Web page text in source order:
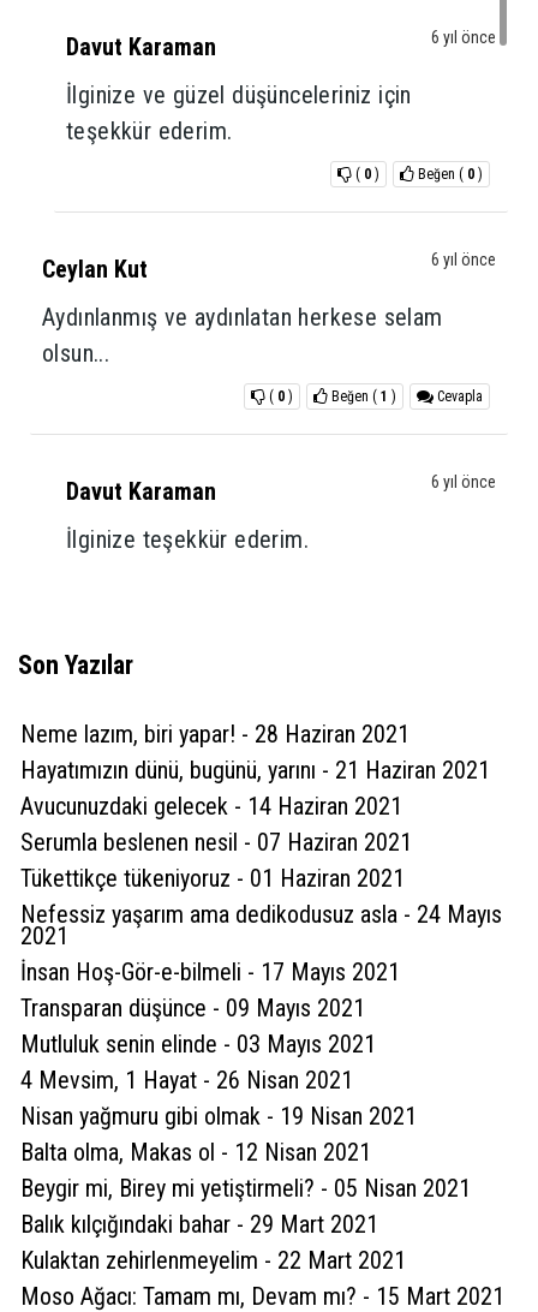
Davut Karaman 6 yıl önce
İlginize ve güzel düşünceleriniz için
teşekkür ederim.
Beğen ( 0 )
( 0 )
Ceylan Kut 6 yıl önce
Aydınlanmış ve aydınlatan herkese selam
olsun...
Cevapla
Beğen ( 1 )
( 0 )
Davut Karaman 6 yıl önce
İlginize teşekkür ederim.
Erol Avcı
Davut hocam kalemin kelâmı. Bitimsiz olsun
Yürek sesin hep çağlasın bu toplumun
aydınlanması lazım. Başaralılar dilerim
Beğen( 2 )
( 0 )
Davut Karaman 6 yıl önce
İlginiz ve güzel düşünceleriniz için teşekkür
ederim.
Serap Aykaç
Yüreğinize,kaleminize sağlık yine çok güzel
tespitler...ancak söylediğiniz gibi tek taraflı
özveriler bir yere kadar...
Son Yazılar
Neme lazım, biri yapar! - 28 Haziran 2021
Hayatımızın dünü, bugünü, yarını - 21 Haziran 2021
Avucunuzdaki gelecek - 14 Haziran 2021
Serumla beslenen nesil - 07 Haziran 2021
Tükettikçe tükeniyoruz - 01 Haziran 2021
Nefessiz yaşarım ama dedikodusuz asla - 24 Mayıs
2021
İnsan Hoş-Gör-e-bilmeli - 17 Mayıs 2021
Transparan düşünce - 09 Mayıs 2021
Mutluluk senin elinde - 03 Mayıs 2021
4 Mevsim, 1 Hayat - 26 Nisan 2021
Nisan yağmuru gibi olmak - 19 Nisan 2021
Balta olma, Makas ol - 12 Nisan 2021
Beygir mi, Birey mi yetiştirmeli? - 05 Nisan 2021
Balık kılçığındaki bahar - 29 Mart 2021
Kulaktan zehirlenmeyelim - 22 Mart 2021
Moso Ağacı: Tamam mı, Devam mı? - 15 Mart 2021